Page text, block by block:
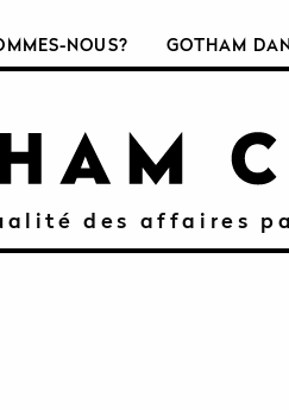
NOUS? GOTHAM
des affaires